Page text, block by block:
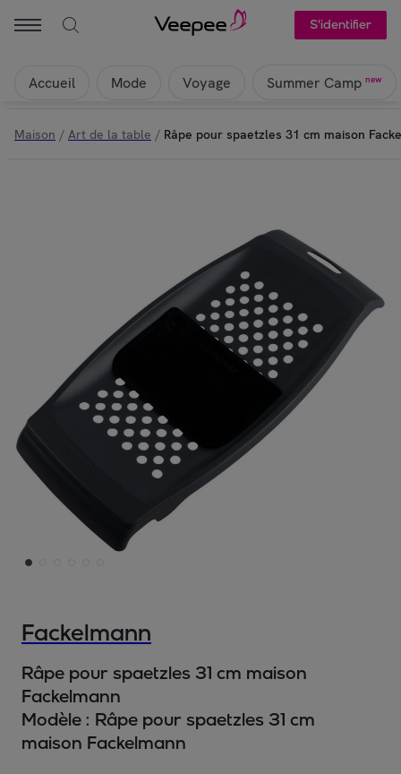
S'identifier
Accueil Mode Voyage Summer Camp new
Maison / Art de la table / Râpe pour spaetzles 31 cm maison
Fackelmann
Râpe pour spaetzles 31 cm maison
Fackelmann
Modèle : Râpe pour spaetzles 31 cm
maison Fackelmann